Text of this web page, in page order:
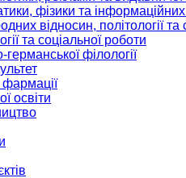
фізики та інформаційних
відносин, політології та
та соціальної роботи
філології
фармації
освіти